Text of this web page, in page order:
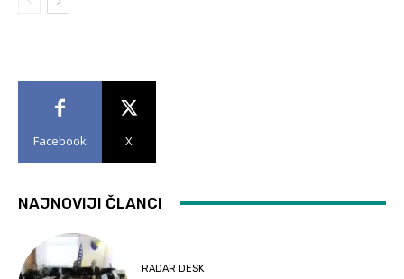
Facebook X
NAJNOVIJI ČLANCI
RADAR DESK